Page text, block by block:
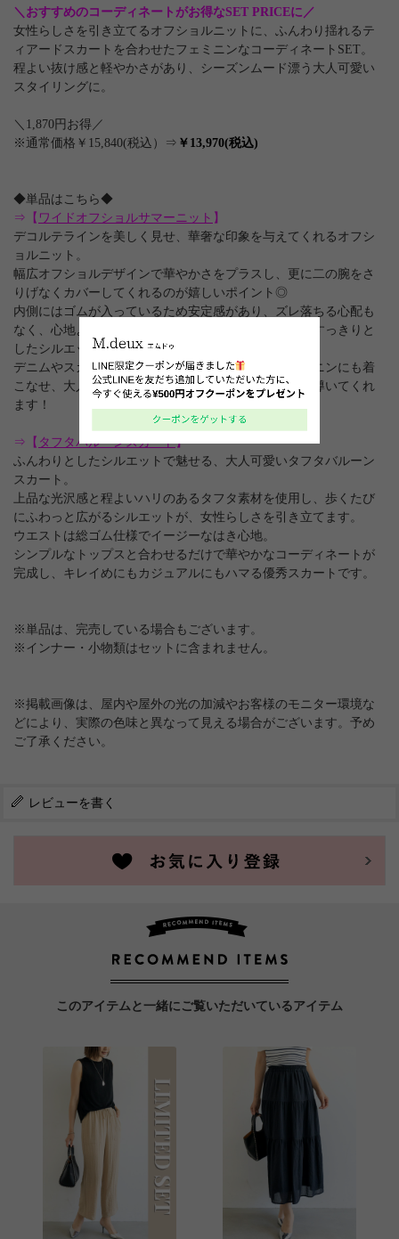
＼おすすめのコーディネートがお得なSET PRICEに／
女性らしさを引き立てるオフショルニットに、ふんわり揺れるテ
ィアードスカートを合わせたフェミニンなコーディネートSET。
程よい抜け感と軽やかさがあり、シーズンムード漂う大人可愛い
スタイリングに。
＼1,870円お得／
※通常価格￥15,840(税込）⇒ ￥13,970(税込)
◆単品はこちら◆
⇒【 ワイドオフショルサマーニット 】
デコルテラインを美しく見せ、華奢な印象を与えてくれるオフシ
ョルニット。
幅広オフショルデザインで華やかさをプラスし、更に二の腕をさ
りげなくカバーしてくれるのが嬉しいポイント◎
内側にはゴムが入っているため安定感があり、ズレ落ちる心配も
なく、心地よいフィット感のあるリブニット素材で、すっきりと
したシルエットを演出します。
デニムやスカートと合わせて、カジュアルにもフェミニンにも着
こなせ、大人のリラックスムードをプラスした印象に導いてくれ
ます！
⇒【 タフタバルーンスカート】
ふんわりとしたシルエットで魅せる、大人可愛いタフタバルーン
スカート。
上品な光沢感と程よいハリのあるタフタ素材を使用し、歩くたび
にふわっと広がるシルエットが、女性らしさを引き立てます。
ウエストは総ゴム仕様でイージーなはき心地。
シンプルなトップスと合わせるだけで華やかなコーディネートが
完成し、キレイめにもカジュアルにもハマる優秀スカートです。
※単品は、完売している場合もございます。
※インナー・小物類はセットに含まれません。
※掲載画像は、屋内や屋外の光の加減やお客様のモニター環境な
どにより、実際の色味と異なって見える場合がございます。予め
ご了承ください。
レビューを書く
このアイテムと一緒にご覧いただいているアイテム